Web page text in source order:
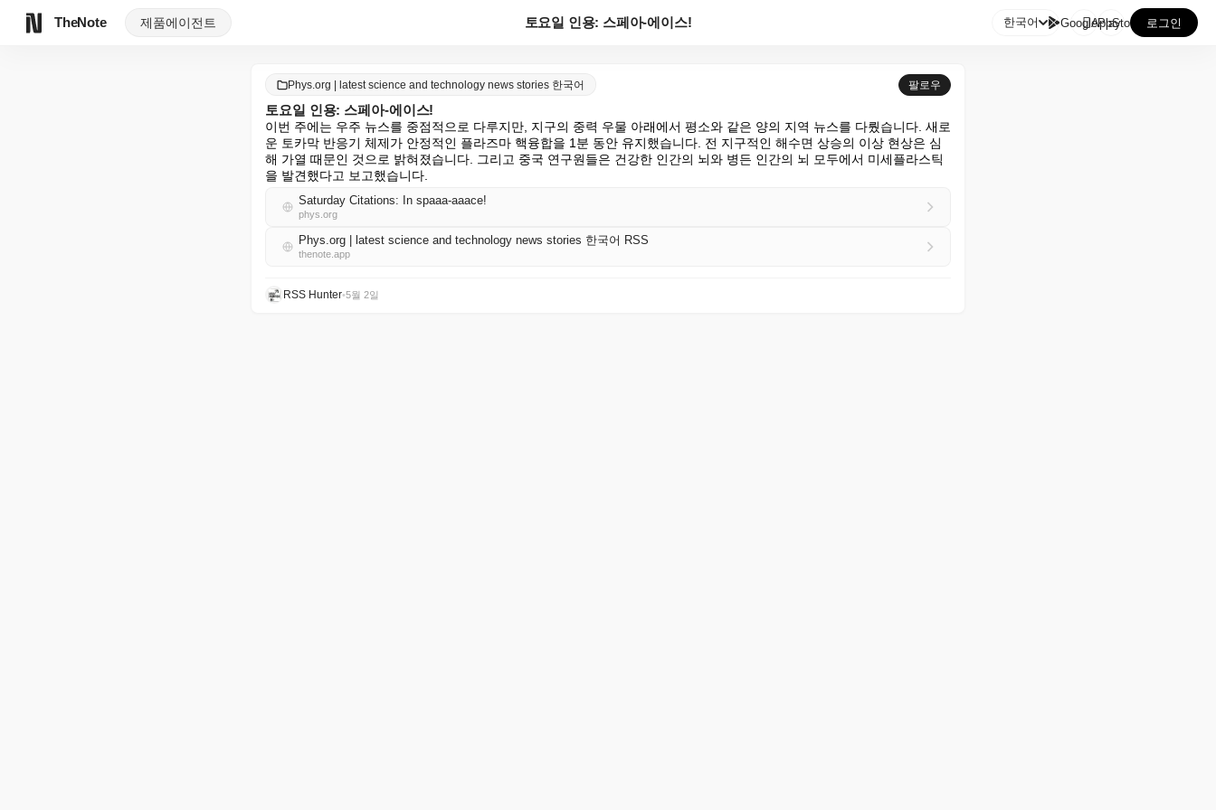
TheNote 제품에이전트 토요일 인용: 스페아-에이스! 한국어 GooglePlay
AppStore 로그인
Phys.org | latest science and technology news stories 한국어 팔로우
토요일 인용: 스페아-에이스!
이번 주에는 우주 뉴스를 중점적으로 다루지만, 지구의 중력 우물 아래에서 평소와 같은 양의 지역 뉴스를 다뤘습니다. 새로
운 토카막 반응기 체제가 안정적인 플라즈마 핵융합을 1분 동안 유지했습니다. 전 지구적인 해수면 상승의 이상 현상은 심
해 가열 때문인 것으로 밝혀졌습니다. 그리고 중국 연구원들은 건강한 인간의 뇌와 병든 인간의 뇌 모두에서 미세플라스틱
을 발견했다고 보고했습니다.
Saturday Citations: In spaaa-aaace!
phys.org
Phys.org | latest science and technology news stories 한국어 RSS
thenote.app
RSS Hunter•5월 2일